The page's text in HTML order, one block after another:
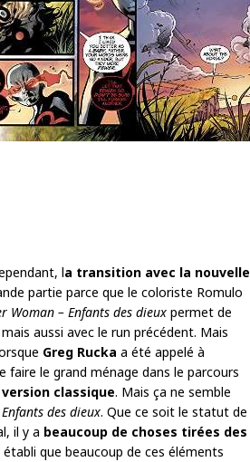
la transition avec la nouvelle
partie parce que le coloriste Romulo
Woman – Enfants des dieux permet de
aussi avec le run précédent. Mais
Greg Rucka a été appelé à
faire le grand ménage dans le parcours
classique. Mais ça ne semble
des dieux. Que ce soit le statut de
il y a beaucoup de choses tirées des
que beaucoup de ces éléments